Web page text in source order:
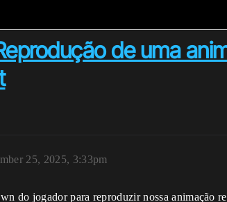
de uma
25, 2025, 3:33pm
do jogador para reproduzir nossa animação